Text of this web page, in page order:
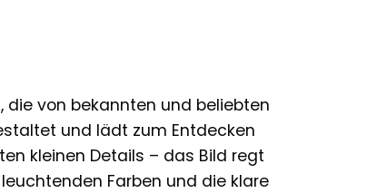
die von bekannten und beliebten
und lädt zum Entdecken
kleinen Details – das Bild regt
Farben und die klare